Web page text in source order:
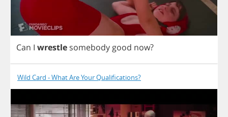
Can I wrestle somebody good now?
Wild Card - What Are Your Qualifications?